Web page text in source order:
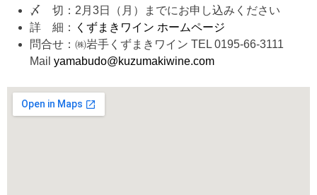
〆 切：2月3日（月）までにお申し込みください
詳 細：
くずまきワイン ホームページ
問合せ：㈱岩手くずまきワイン TEL 0195-66-3111
Mail yamabudo@kuzumakiwine.com